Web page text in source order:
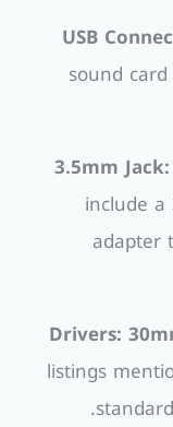
USB
sound
3.5mm Jack:
include
adapter
Drivers:
listings